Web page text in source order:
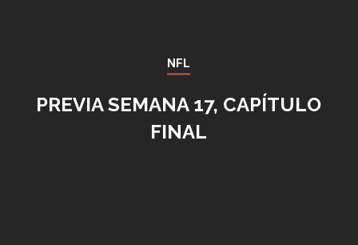
NFL
PREVIA SEMANA 17, CAPÍTULO
FINAL